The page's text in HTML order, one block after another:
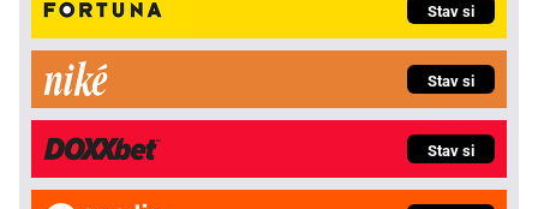
Stav si
Stav si
Stav si